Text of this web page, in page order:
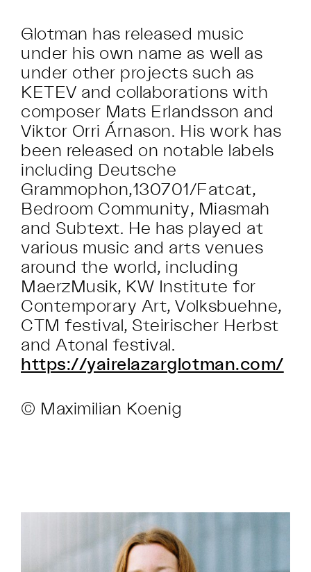
Glotman has released music
under his own name as well as
under other projects such as
KETEV and collaborations with
composer Mats Erlandsson and
Viktor Orri Árnason. His work has
been released on notable labels
including Deutsche
Grammophon,130701/Fatcat,
Bedroom Community, Miasmah
and Subtext. He has played at
various music and arts venues
around the world, including
MaerzMusik, KW Institute for
Contemporary Art, Volksbuehne,
CTM festival, Steirischer Herbst
and Atonal festival.
https://yairelazarglotman.com/
© Maximilian Koenig